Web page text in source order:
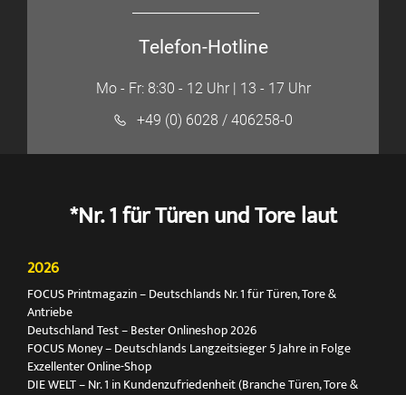
Telefon-Hotline
Mo - Fr: 8:30 - 12 Uhr | 13 - 17 Uhr
+49 (0) 6028 / 406258-0
*Nr. 1 für Türen und Tore laut
2026
FOCUS Printmagazin – Deutschlands Nr. 1 für Türen, Tore &
Antriebe
Deutschland Test – Bester Onlineshop 2026
FOCUS Money – Deutschlands Langzeitsieger 5 Jahre in Folge
Exzellenter Online-Shop
DIE WELT – Nr. 1 in Kundenzufriedenheit (Branche Türen, Tore &